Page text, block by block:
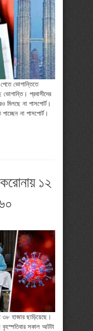
ভোগান্তিতে
ভোগান্তি। প্রবাসীদের
মিলছে না পাসপোর্ট।
না পাসপোর্ট।
১২
৩৮ হাজার ছাড়িয়েছে।
সকাল আটটা